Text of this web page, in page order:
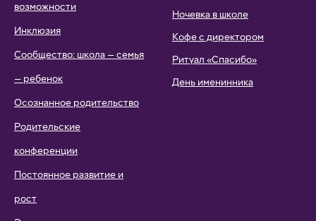
возможности
Инклюзия
Сообщество: школа — семья
— ребенок
Осознанное родительство
Родительские
конференции
Постоянное развитие и
рост
Ночевка в школе
Кофе с директором
Ритуал «Спасибо»
День именинника